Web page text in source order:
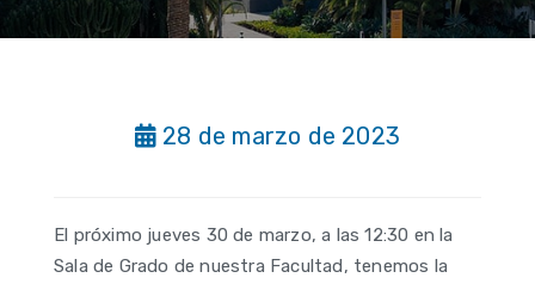
28 de marzo de 2023
El próximo jueves 30 de marzo, a las 12:30 en la
Sala de Grado de nuestra Facultad, tenemos la